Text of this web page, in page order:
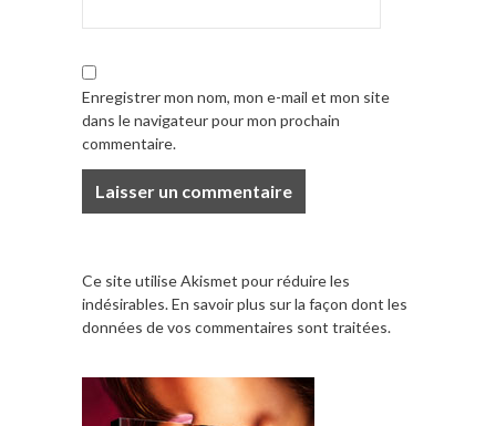
Enregistrer mon nom, mon e-mail et mon site
dans le navigateur pour mon prochain
commentaire.
Ce site utilise Akismet pour réduire les
indésirables.En savoir plus sur la façon dont les
données de vos commentaires sont traitées.